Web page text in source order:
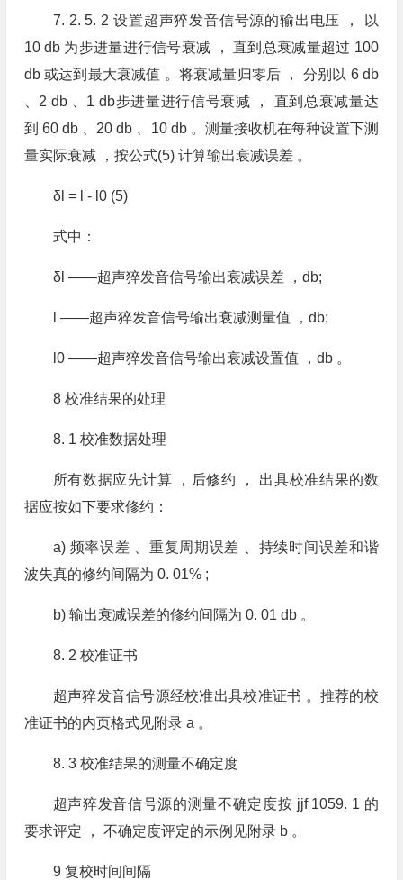
7. 2. 5. 2 设置超声猝发音信号源的输出电压 ， 以
10 db 为步进量进行信号衰减 ， 直到总衰减量超过 100
db 或达到最大衰减值 。将衰减量归零后 ， 分别以 6 db
、2 db 、1 db步进量进行信号衰减 ， 直到总衰减量达
到 60 db 、20 db 、10 db 。测量接收机在每种设置下测
量实际衰减 ，按公式(5) 计算输出衰减误差 。
δl = l - l0 (5)
式中：
δl ——超声猝发音信号输出衰减误差 ，db;
l ——超声猝发音信号输出衰减测量值 ，db;
l0 ——超声猝发音信号输出衰减设置值 ，db 。
8 校准结果的处理
8. 1 校准数据处理
所有数据应先计算 ，后修约 ， 出具校准结果的数
据应按如下要求修约：
a) 频率误差 、重复周期误差 、持续时间误差和谐
波失真的修约间隔为 0. 01% ;
b) 输出衰减误差的修约间隔为 0. 01 db 。
8. 2 校准证书
超声猝发音信号源经校准出具校准证书 。推荐的校
准证书的内页格式见附录 a 。
8. 3 校准结果的测量不确定度
超声猝发音信号源的测量不确定度按 jjf 1059. 1 的
要求评定 ， 不确定度评定的示例见附录 b 。
9 复校时间间隔